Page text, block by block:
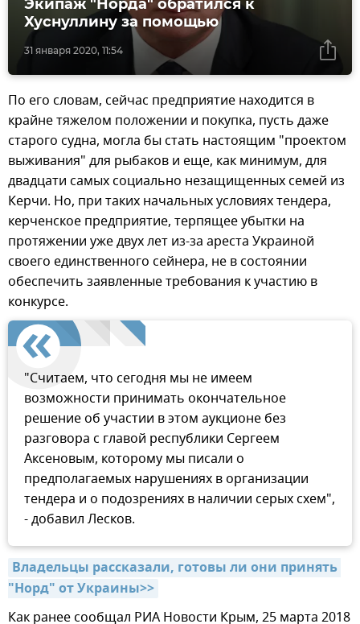
31 января 2020, 11:54
Экипаж "Норда" обратился к
Хуснуллину за помощью
По его словам, сейчас предприятие находится в
крайне тяжелом положении и покупка, пусть даже
старого судна, могла бы стать настоящим "проектом
выживания" для рыбаков и еще, как минимум, для
двадцати самых социально незащищенных семей из
Керчи. Но, при таких начальных условиях тендера,
керченское предприятие, терпящее убытки на
протяжении уже двух лет из-за ареста Украиной
своего единственного сейнера, не в состоянии
обеспечить заявленные требования к участию в
конкурсе.
"Считаем, что сегодня мы не имеем
возможности принимать окончательное
решение об участии в этом аукционе без
разговора с главой республики Сергеем
Аксеновым, которому мы писали о
предполагаемых нарушениях в организации
тендера и о подозрениях в наличии серых схем",
- добавил Лесков.
Владельцы рассказали, готовы ли они принять
"Норд" от Украины>>
Как ранее сообщал РИА Новости Крым, 25 марта 2018